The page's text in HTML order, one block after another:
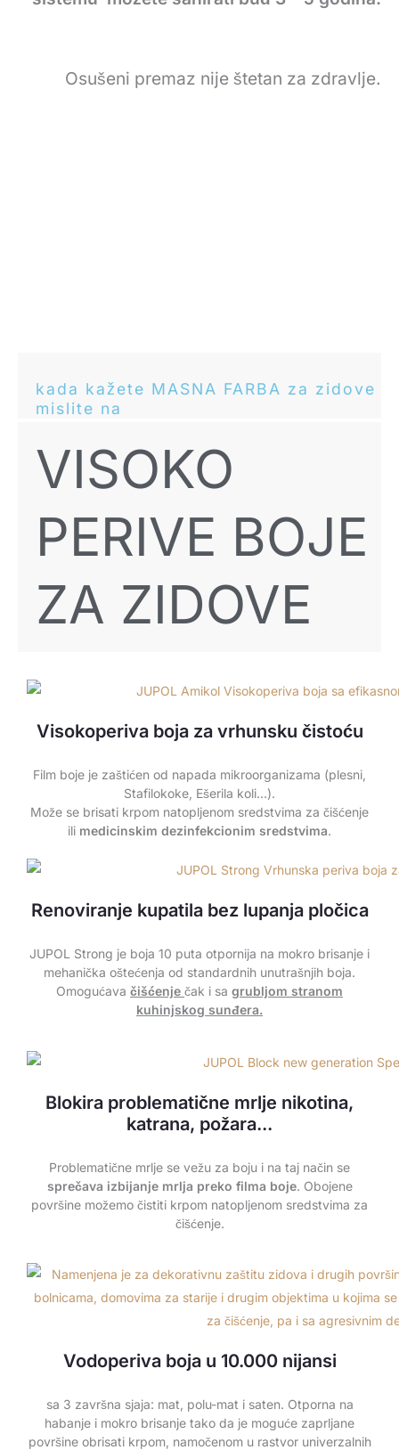
Osušeni premaz nije štetan za zdravlje.
kada kažete MASNA FARBA za zidove
mislite na
VISOKO
PERIVE BOJE
ZA ZIDOVE
Visokoperiva boja za vrhunsku čistoću
Film boje je zaštićen od napada mikroorganizama (plesni,
Stafilokoke, Ešerila koli…).
Može se brisati krpom natopljenom sredstvima za čišćenje
ili medicinskim dezinfekcionim sredstvima.
Renoviranje kupatila bez lupanja pločica
JUPOL Strong je boja 10 puta otpornija na mokro brisanje i
mehanička oštećenja od standardnih unutrašnjih boja.
Omogućava čišćenje čak i sa grubljom stranom
kuhinjskog sunđera.
Blokira problematične mrlje nikotina,
katrana, požara...
Problematične mrlje se vežu za boju i na taj način se
sprečava izbijanje mrlja preko filma boje. Obojene
površine možemo čistiti krpom natopljenom sredstvima za
čišćenje.
Vodoperiva boja u 10.000 nijansi
sa 3 završna sjaja: mat, polu-mat i saten. Otporna na
habanje i mokro brisanje tako da je moguće zaprljane
površine obrisati krpom, namočenom u rastvor univerzalnih